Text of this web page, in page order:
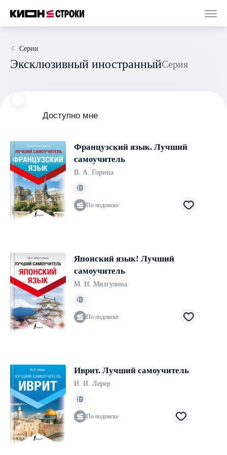
Серии
Эксклюзивный иностранный Серия
Доступно мне
Французский язык. Лучший
самоучитель
В. А. Горина
По подписке
Японский язык! Лучший
самоучитель
М. Н. Мизгулина
По подписке
Иврит. Лучший самоучитель
И. И. Лерер
По подписке